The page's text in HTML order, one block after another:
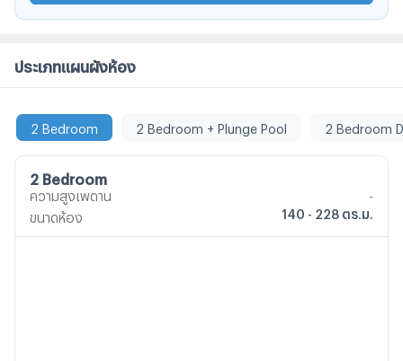
ประเภทแผนผังห้อง
2 Bedroom 2 Bedroom + Plunge Pool 2 Bedroom
2 Bedroom
ความสูงเพดาน
ขนาดห้อง 140 - 228 ตร.ม.